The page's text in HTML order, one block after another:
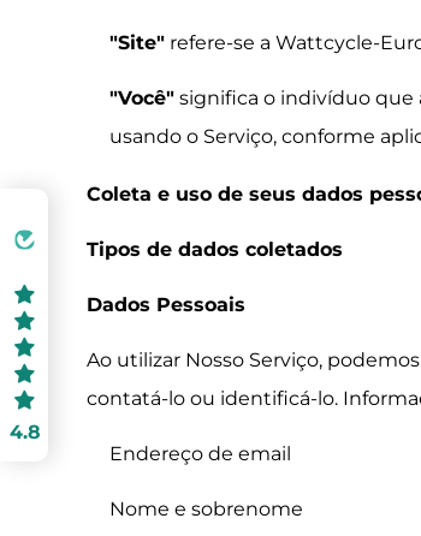
"Site" refere-se a Wattcycle-
"Você" significa o indivíduo que
usando o Serviço, conforme
Coleta e uso de seus dados
Tipos de dados coletados
Dados Pessoais
Ao utilizar Nosso Serviço,
contatá-lo ou identificá-lo.
Endereço de email
Nome e sobrenome
4.8